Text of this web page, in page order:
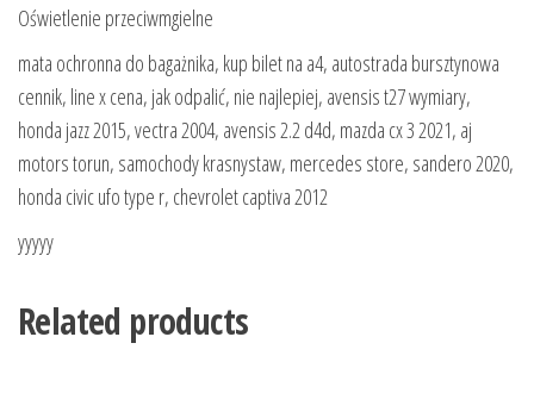
Oświetlenie przeciwmgielne
mata ochronna do bagażnika, kup bilet na a4, autostrada bursztynowa
cennik, line x cena, jak odpalić, nie najlepiej, avensis t27 wymiary,
honda jazz 2015, vectra 2004, avensis 2.2 d4d, mazda cx 3 2021, aj
motors torun, samochody krasnystaw, mercedes store, sandero 2020,
honda civic ufo type r, chevrolet captiva 2012
yyyyy
Related products